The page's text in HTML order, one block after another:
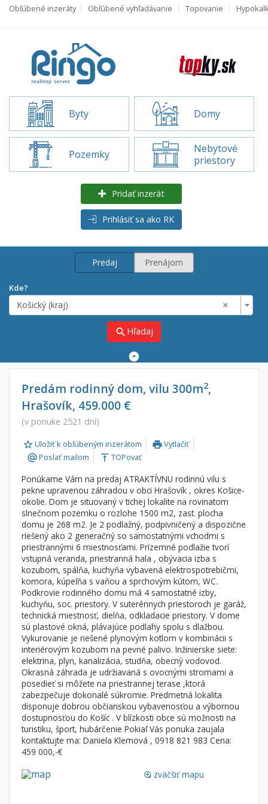
Obľúbené inzeráty Obľúbené vyhľadávanie Topovanie
Byty Domy
Pozemky
Nebytové
priestory
Pridať inzerát
Prihlásiť sa ako RK
Predaj Prenájom
Kde?
×
Košický (kraj)
search Hľadaj
Predaj
Prenájom
Od:
Do:
Lokalita
×
×
Košický (kraj)
Byt
Garsónky
Dvojgarsónky
1-izbové
2-izbové
3-izbové
4 a viac izbové byty
Dom
Vila
Chalupa
Pozemok
Stavebné pozemky
Bývanie a rekreácia
Priemyselný pozemok
Poľnohospodárske pozemky
Predám rodinný dom, vilu 300m2,
Hrašovík, 459.000 €
(v ponuke 2521 dní)
Uložiť k obľúbeným inzerátom printVytlačiť
alternate_emailPoslať mailom vertical_align_top TOPovať
Ponúkame Vám na predaj ATRAKTÍVNU rodinnú vilu s
pekne upravenou záhradou v obci Hrašovík , okres Košice-
okolie. Dom je situovaný v tichej lokalite na rovinatom
slnečnom pozemku o rozlohe 1500 m2, zast. plocha
domu je 268 m2. Je 2 podlažný, podpivničený a dispozične
riešený ako 2 generačný so samostatnými vchodmi s
priestrannými 6 miestnosťami. Prízemné podlažie tvorí
vstupná veranda, priestranná hala , obývacia izba s
kozubom, spálňa, kuchyňa vybavená elektrospotrebičmi,
komora, kúpeľňa s vaňou a sprchovým kútom, WC.
Podkrovie rodinného domu má 4 samostatné izby,
kuchyňu, soc. priestory. V suterénnych priestoroch je garáž,
technická miestnosť, dielňa, odkladacie priestory. V dome
sú plastové okná, plávajúce podlahy spolu s dlažbou.
Vykurovanie je riešené plynovým kotlom v kombinácii s
interiérovým kozubom na pevné palivo. Inžinierske siete:
elektrina, plyn, kanalizácia, studňa, obecný vodovod.
Okrasná záhrada je udržiavaná s ovocnými stromami a
posedieť si môžete na priestrannej terase ,ktorá
zabezpečuje dokonalé súkromie. Predmetná lokalita
disponuje dobrou občianskou vybavenosťou a výbornou
dostupnosťou do Košíc . V blízkosti obce sú možnosti na
turistiku, šport, hubárčenie Pokiaľ Vás ponuka zaujala
kontaktujte ma: Daniela Klemová , 0918 821 983 Cena:
459 000,-€
loupe zväčšiť mapu